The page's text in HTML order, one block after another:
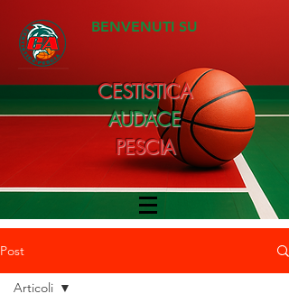
BENVENUTI SU
CESTISTICA
AUDACE
PESCIA
Post
Articoli